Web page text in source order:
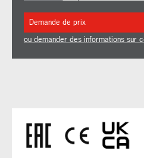
Demande de prix
ou demander des informations sur